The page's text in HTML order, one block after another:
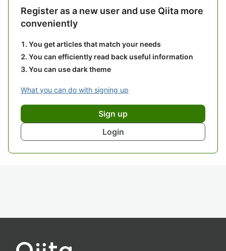
Register as a new user and use Qiita more
conveniently
You get articles that match your needs
You can efficiently read back useful information
You can use dark theme
What you can do with signing up
Sign up
Login